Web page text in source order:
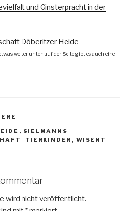
und Ginsterpracht in der
Döberitzer Heide
weiter unten auf der Seite gibt es auch eine
, SIELMANNS
, TIERKINDER , WISENT
wird nicht veröffentlicht.